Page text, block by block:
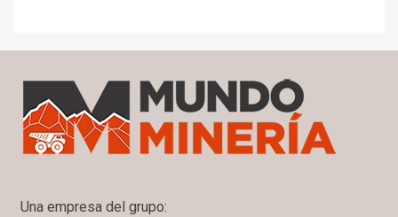
Una empresa del grupo: